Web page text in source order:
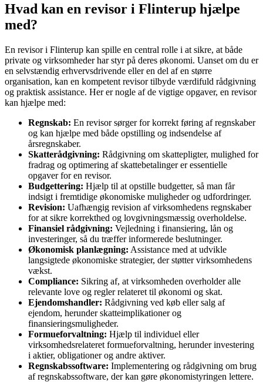
Hvad kan en revisor i Flinterup hjælpe
med?
En revisor i Flinterup kan spille en central rolle i at sikre, at både
private og virksomheder har styr på deres økonomi. Uanset om du er
en selvstændig erhvervsdrivende eller en del af en større
organisation, kan en kompetent revisor tilbyde værdifuld rådgivning
og praktisk assistance. Her er nogle af de vigtige opgaver, en revisor
kan hjælpe med:
Regnskab: En revisor sørger for korrekt føring af regnskaber
og kan hjælpe med både opstilling og indsendelse af
årsregnskaber.
Skatterådgivning: Rådgivning om skattepligter, mulighed for
fradrag og optimering af skattebetalinger er essentielle
opgaver for en revisor.
Budgettering: Hjælp til at opstille budgetter, så man får
indsigt i fremtidige økonomiske muligheder og udfordringer.
Revision: Uafhængig revision af virksomhedens regnskaber
for at sikre korrekthed og lovgivningsmæssig overholdelse.
Finansiel rådgivning: Vejledning i finansiering, lån og
investeringer, så du træffer informerede beslutninger.
Økonomisk planlægning: Assistance med at udvikle
langsigtede økonomiske strategier, der støtter virksomhedens
vækst.
Compliance: Sikring af, at virksomheden overholder alle
relevante love og regler relateret til økonomi og skat.
Ejendomshandler: Rådgivning ved køb eller salg af
ejendom, herunder skatteimplikationer og
finansieringsmuligheder.
Formueforvaltning: Hjælp til individuel eller
virksomhedsrelateret formueforvaltning, herunder investering
i aktier, obligationer og andre aktiver.
Regnskabssoftware: Implementering og rådgivning om brug
af regnskabssoftware, der kan gøre økonomistyringen lettere.